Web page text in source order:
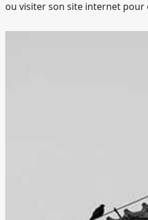
ou visiter son site internet pour